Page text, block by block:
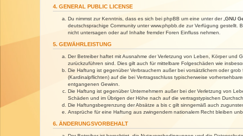
4. GENERAL PUBLIC LICENSE
Du nimmst zur Kenntnis, dass es sich bei phpBB um eine unter der „ GNU
deutschsprachige Community unter www.phpbb.de zur Verfügung
nicht untersagen oder auf Inhalte fremder Foren Einfluss nehmen.
5. GEWÄHRLEISTUNG
Der Betreiber haftet mit Ausnahme der Verletzung von Leben, Körper und
zurückzuführen sind. Dies gilt auch für mittelbare Folgeschäden wie
Die Haftung ist gegenüber Verbrauchern außer bei vorsätzlichem oder
(Kardinalpflichten) auf die bei Vertragsschluss typischerweise
entgangenen Gewinn.
Die Haftung ist gegenüber Unternehmern außer bei der Verletzung von
Schäden und im Übrigen der Höhe nach auf die vertragstypischen
Die Haftungsbegrenzung der Absätze a bis c gilt sinngemäß auch
Ansprüche für eine Haftung aus zwingendem nationalem Recht bleiben
6. ÄNDERUNGSVORBEHALT